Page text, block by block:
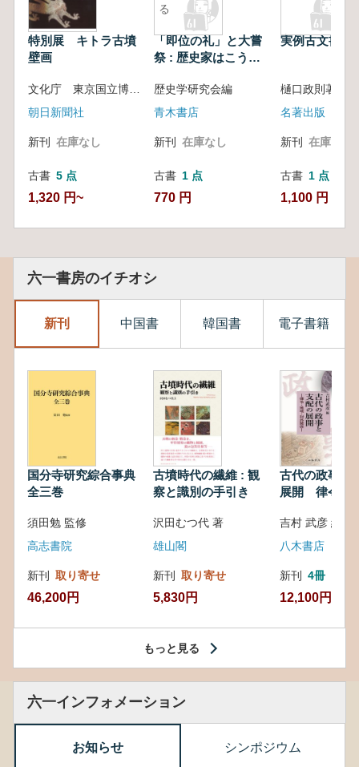
特別展 キトラ古墳
壁画
朝日新聞社
新刊 在庫なし
古書 5 点
1,320 円~
る
「即位の礼」と大嘗
祭 : 歴史家はこう考
歴史学研究会編
青木書店
新刊 在庫なし
古書 1 点
770 円
実例古文書判
樋口政則著
名著出版
新刊 在庫なし
古書 1 点
1,100 円
六一書房のイチオシ
新刊 中国書 韓国書 電子書籍
国分寺研究綜合事典
全三巻
須田勉 監修
高志書院
新刊 取り寄せ
46,200円
古墳時代の繊維 : 観
察と識別の手引き
沢田むつ代 著
雄山閣
新刊 取り寄せ
5,830円
古代の政事と
展開 律令・
吉村 武彦 編集
八木書店
新刊 4冊
12,100円
もっと見る
六一インフォメーション
お知らせ シンポジウム